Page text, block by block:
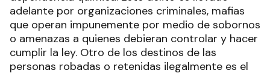
adelante por organizaciones criminales, mafias
que operan impunemente por medio de sobornos
o amenazas a quienes debieran controlar y hacer
cumplir la ley. Otro de los destinos de las
personas robadas o retenidas ilegalmente es el